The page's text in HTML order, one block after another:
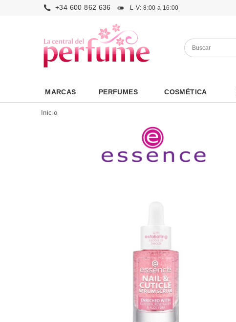
+34 600 862 636 L-V: 8:00 a 16:00
MARCAS PERFUMES COSMÉTICA
Inicio